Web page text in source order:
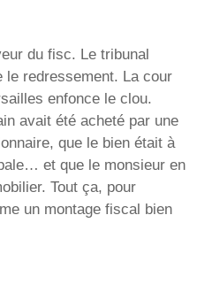
du fisc. Le tribunal
le redressement. La cour
enfonce le clou.
avait été acheté par une
que le bien était à
et que le monsieur en
Tout ça, pour
un montage fiscal bien